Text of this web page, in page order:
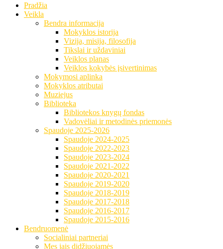
Pradžia
Veikla
Bendra informacija
Mokyklos istorija
Vizija, misija, filosofija
Tikslai ir uždaviniai
Veiklos planas
Veiklos kokybės įsivertinimas
Mokymosi aplinka
Mokyklos atributai
Muziejus
Biblioteka
Bibliotekos knygų fondas
Vadovėliai ir metodinės priemonės
Spaudoje 2025-2026
Spaudoje 2024-2025
Spaudoje 2022-2023
Spaudoje 2023-2024
Spaudoje 2021-2022
Spaudoje 2020-2021
Spaudoje 2019-2020
Spaudoje 2018-2019
Spaudoje 2017-2018
Spaudoje 2016-2017
Spaudoje 2015-2016
Bendruomenė
Socialiniai partneriai
Mes jais didžiuojamės